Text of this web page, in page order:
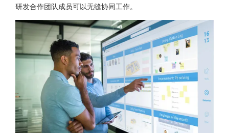
研发合作团队成员可以无缝协同工作。